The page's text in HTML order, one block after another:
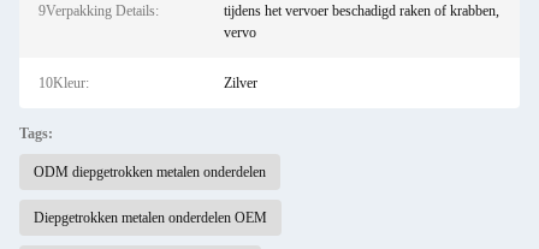
9Verpakking Details:
tijdens het vervoer beschadigd raken of krabben,
vervo
10Kleur: Zilver
Tags:
ODM diepgetrokken metalen onderdelen
Diepgetrokken metalen onderdelen OEM